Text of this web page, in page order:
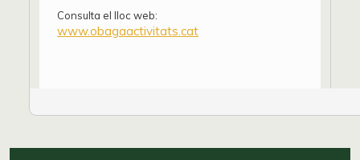
Consulta el lloc web:
www.obagaactivitats.cat